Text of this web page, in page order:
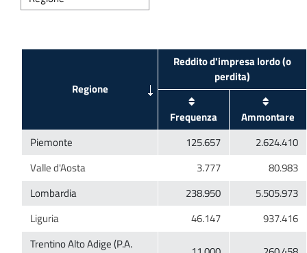
Reddito d'impresa lordo (o
Trentino Alto Adige (P.A.